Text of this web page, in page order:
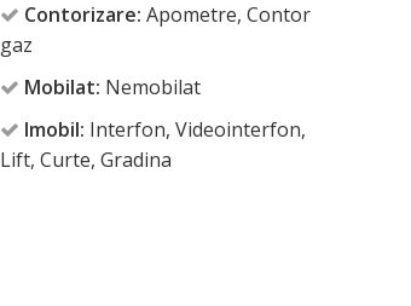
Contorizare: Apometre, Contor
gaz
Mobilat: Nemobilat
Imobil: Interfon, Videointerfon,
Lift, Curte, Gradina